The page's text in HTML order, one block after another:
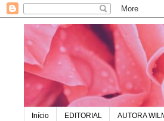
Início EDITORIAL AUTORA